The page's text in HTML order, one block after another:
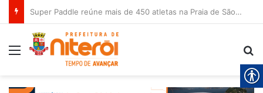
Super Paddle reúne mais de 450 atletas na Praia de São Francisco neste sábado (8)
Menu